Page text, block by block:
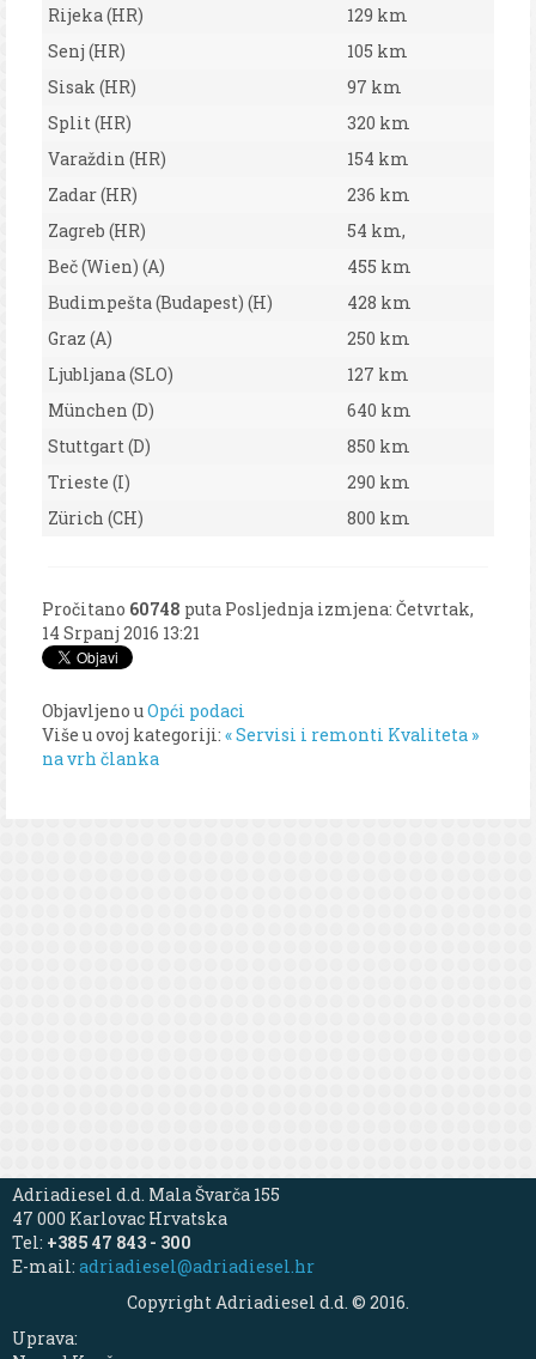
Rijeka (HR)
129 km
Senj (HR)
105 km
Sisak (HR)
97 km
Split (HR)
320 km
Varaždin (HR)
154 km
Zadar (HR)
236 km
Zagreb (HR)
54 km,
Beč (Wien) (A)
455 km
Budimpešta (Budapest) (H)
428 km
Graz (A)
250 km
Ljubljana (SLO)
127 km
München (D)
640 km
Stuttgart (D)
850 km
Trieste (I)
290 km
Zürich (CH)
800 km
Pročitano 60748 puta Posljednja izmjena: Četvrtak,
14 Srpanj 2016 13:21
Objavljeno uOpći podaci
Više u ovoj kategoriji: « Servisi i remonti Kvaliteta »
na vrh članka
Adriadiesel d.d. Mala Švarča 155
47 000 Karlovac Hrvatska
Tel: +385 47 843 - 300
E-mail: adriadiesel@adriadiesel.hr
Copyright Adriadiesel d.d. © 2016.
Uprava: